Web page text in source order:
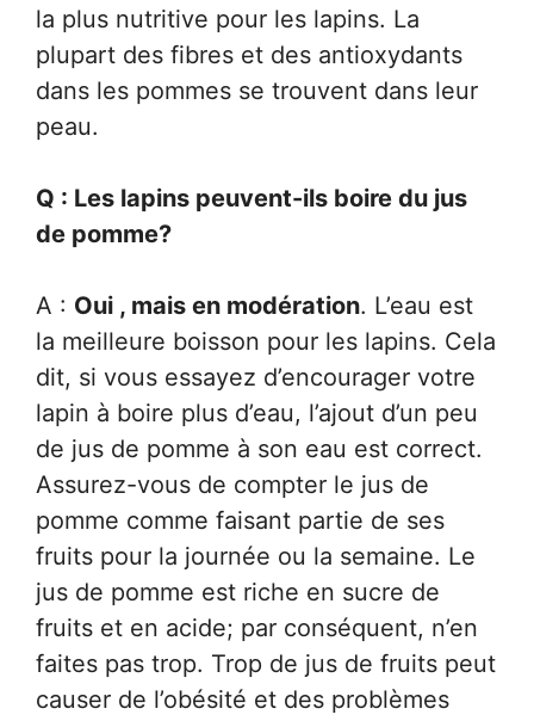
la plus nutritive pour les lapins. La
plupart des fibres et des antioxydants
dans les pommes se trouvent dans leur
peau.
Q : Les lapins peuvent-ils boire du jus
de pomme?
A : Oui , mais en modération. L’eau est
la meilleure boisson pour les lapins. Cela
dit, si vous essayez d’encourager votre
lapin à boire plus d’eau, l’ajout d’un peu
de jus de pomme à son eau est correct.
Assurez-vous de compter le jus de
pomme comme faisant partie de ses
fruits pour la journée ou la semaine. Le
jus de pomme est riche en sucre de
fruits et en acide; par conséquent, n’en
faites pas trop. Trop de jus de fruits peut
causer de l’obésité et des problèmes